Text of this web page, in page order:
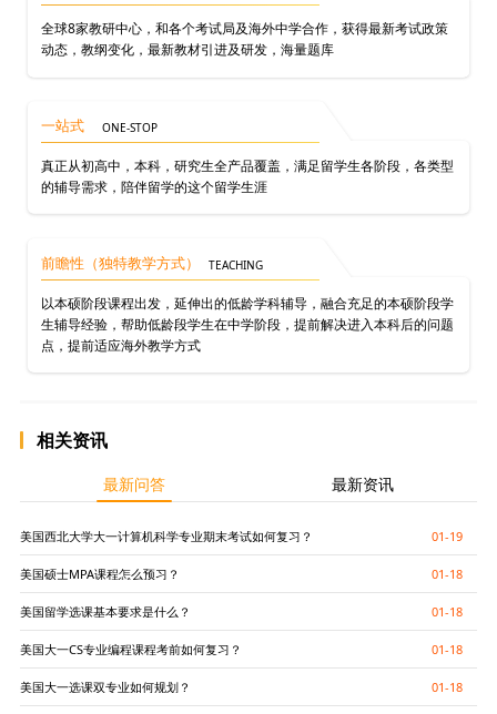
全球8家教研中心，和各个考试局及海外中学合作，获得最新考试政策
动态，教纲变化，最新教材引进及研发，海量题库
一站式 ONE-STOP
真正从初高中，本科，研究生全产品覆盖，满足留学生各阶段，各类型
的辅导需求，陪伴留学的这个留学生涯
前瞻性（独特教学方式） TEACHING
以本硕阶段课程出发，延伸出的低龄学科辅导，融合充足的本硕阶段学
生辅导经验，帮助低龄段学生在中学阶段，提前解决进入本科后的问题
点，提前适应海外教学方式
相关资讯
最新问答 最新资讯
美国西北大学大一计算机科学专业期末考试如何复习？ 01-19
美国硕士MPA课程怎么预习？ 01-18
美国留学选课基本要求是什么？ 01-18
美国大一CS专业编程课程考前如何复习？ 01-18
美国大一选课双专业如何规划？ 01-18